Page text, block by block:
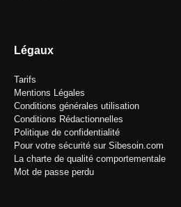
Légaux
Tarifs
Mentions Légales
Conditions générales utilisation
Conditions Rédactionnelles
Politique de confidentialité
Pour votre sécurité sur Sibesoin.com
La charte de qualité comportementale
Mot de passe perdu